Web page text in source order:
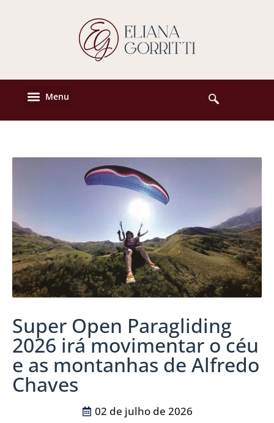
Super Open Paragliding
2026 irá movimentar o céu
e as montanhas de Alfredo
Chaves
02 de julho de 2026